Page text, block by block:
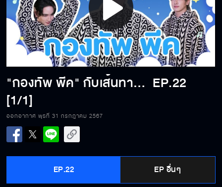
Play
Video
"กองทัพ พีค" กับเส้นทางของการเป็นไอดอลและนักแสดง EP.22
[1/1]
ออกอากาศ พุธที่ 31 กรกฎาคม 2567
EP.22 EP อื่นๆ